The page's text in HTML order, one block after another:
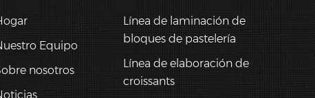
Equipo
nosotros
Línea de laminación de
bloques de pastelería
Línea de elaboración de
croissants